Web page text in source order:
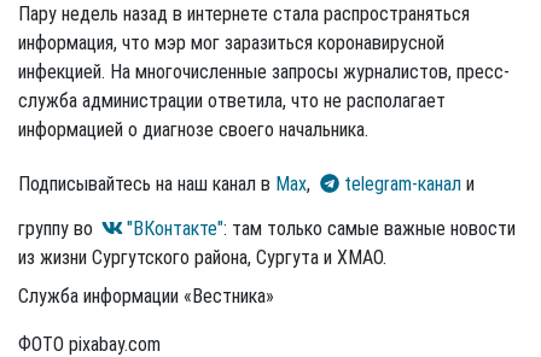
Пару недель назад в интернете стала распространяться
информация, что мэр мог заразиться коронавирусной
инфекцией. На многочисленные запросы журналистов, пресс-
служба администрации ответила, что не располагает
информацией о диагнозе своего начальника.
Подписывайтесь на наш канал в Max, telegram-канал и
группу во
"ВКонтакте": там только самые важные новости
из жизни Сургутского района, Сургута и ХМАО.
Служба информации «Вестника»
ФОТО pixabay.com